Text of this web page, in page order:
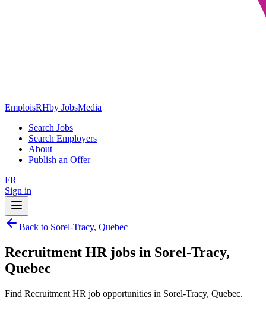
EmploisRHby JobsMedia
Search Jobs
Search Employers
About
Publish an Offer
FR
Sign in
Back to Sorel-Tracy, Quebec
Recruitment HR jobs in Sorel-Tracy,
Quebec
Find Recruitment HR job opportunities in Sorel-Tracy, Quebec.